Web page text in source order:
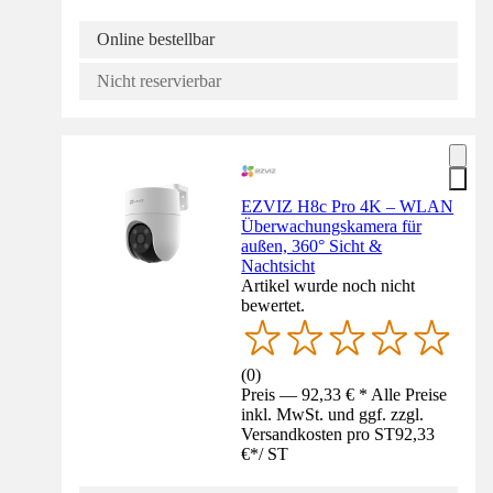
Online bestellbar
Nicht reservierbar
EZVIZ H8c Pro 4K – WLAN
Überwachungskamera für
außen, 360° Sicht &
Nachtsicht
Artikel wurde noch nicht
bewertet.
(0)
Preis — 92,33 € * Alle Preise
inkl. MwSt. und ggf. zzgl.
Versandkosten pro ST92,33
€*/ ST